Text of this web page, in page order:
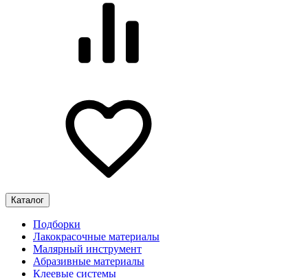
Каталог
Подборки
Лакокрасочные материалы
Малярный инструмент
Абразивные материалы
Клеевые системы